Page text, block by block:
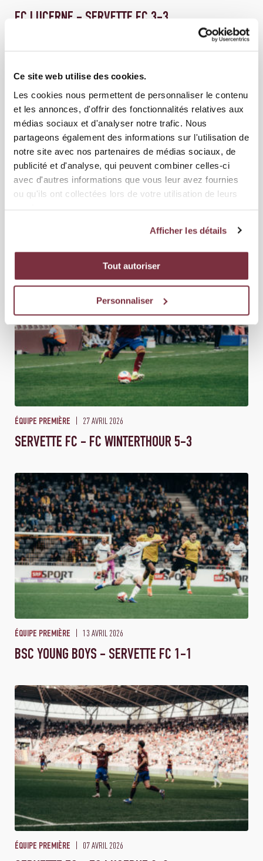
Ce site web utilise des cookies.
Les cookies nous permettent de personnaliser le contenu
et les annonces, d'offrir des fonctionnalités relatives aux
médias sociaux et d'analyser notre trafic. Nous
partageons également des informations sur l'utilisation de
notre site avec nos partenaires de médias sociaux, de
publicité et d'analyse, qui peuvent combiner celles-ci
avec d'autres informations que vous leur avez fournies
ou qu'ils ont collectées lors de votre utilisation de leurs
Afficher les détails
Tout autoriser
Personnaliser
FC LUCERNE - SERVETTE FC 3-3
GRASSHOPPER CLUB ZÜRICH - SERVETTE FC 0-2
ÉQUIPE PREMIÈRE 27 AVRIL 2026
SERVETTE FC - FC WINTERTHOUR 5-3
ÉQUIPE PREMIÈRE 13 AVRIL 2026
BSC YOUNG BOYS - SERVETTE FC 1-1
ÉQUIPE PREMIÈRE 07 AVRIL 2026